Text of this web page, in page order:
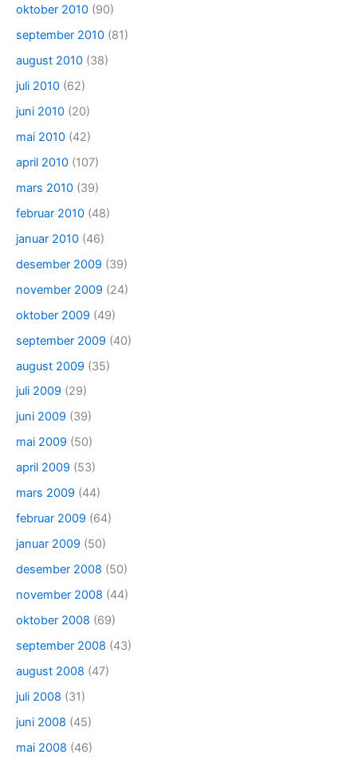
oktober 2010 (90)
september 2010 (81)
august 2010 (38)
juli 2010 (62)
juni 2010 (20)
mai 2010 (42)
april 2010 (107)
mars 2010 (39)
februar 2010 (48)
januar 2010 (46)
desember 2009 (39)
november 2009 (24)
oktober 2009 (49)
september 2009 (40)
august 2009 (35)
juli 2009 (29)
juni 2009 (39)
mai 2009 (50)
april 2009 (53)
mars 2009 (44)
februar 2009 (64)
januar 2009 (50)
desember 2008 (50)
november 2008 (44)
oktober 2008 (69)
september 2008 (43)
august 2008 (47)
juli 2008 (31)
juni 2008 (45)
mai 2008 (46)